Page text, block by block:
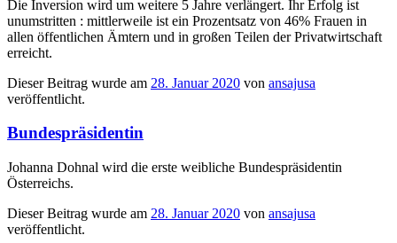
Die Inversion wird um weitere 5 Jahre verlängert. Ihr Erfolg ist
unumstritten : mittlerweile ist ein Prozentsatz von 46% Frauen in
allen öffentlichen Ämtern und in großen Teilen der Privatwirtschaft
erreicht.
Dieser Beitrag wurde am 28. Januar 2020 von ansajusa
veröffentlicht.
Bundespräsidentin
Johanna Dohnal wird die erste weibliche Bundespräsidentin
Österreichs.
Dieser Beitrag wurde am 28. Januar 2020 von ansajusa
veröffentlicht.